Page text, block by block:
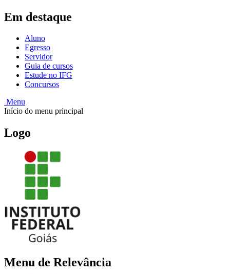
Em destaque
Aluno
Egresso
Servidor
Guia de cursos
Estude no IFG
Concursos
Menu
Início do menu principal
Logo
Menu de Relevância